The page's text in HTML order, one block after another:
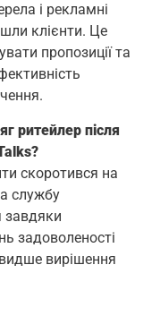
і рекламні
клієнти. Це
пропозиції та
ритейлер після
скоротився на
службу
завдяки
задоволеності
вирішення